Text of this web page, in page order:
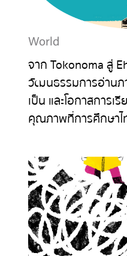
World
จาก Tokonoma สู่
วัฒนธรรมการอ่าน
เป็น และโอกาสการเ
คุณภาพที่การศึกษา